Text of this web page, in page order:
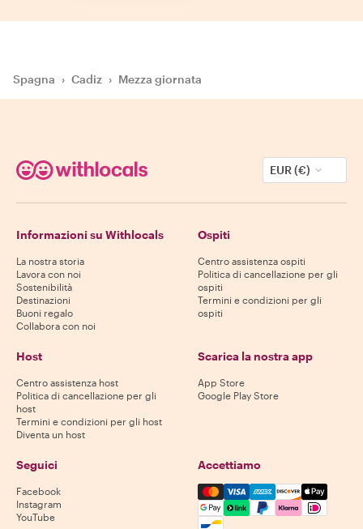
Spagna › Cadiz › Mezza giornata
EUR (€)
Informazioni su Withlocals
La nostra storia
Lavora con noi
Sostenibilità
Destinazioni
Buoni regalo
Collabora con noi
Ospiti
Centro assistenza ospiti
Politica di cancellazione per gli
ospiti
Termini e condizioni per gli
ospiti
Host
Centro assistenza host
Politica di cancellazione per gli
host
Termini e condizioni per gli host
Diventa un host
Scarica la nostra app
App Store
Google Play Store
Seguici
Facebook
Instagram
YouTube
Accettiamo
Mastercard, Visa, Amex,